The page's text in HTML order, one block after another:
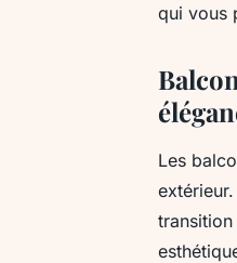
qui vous
Les